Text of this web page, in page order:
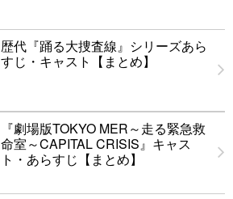
歴代『踊る大捜査線』シリーズあら
すじ・キャスト【まとめ】
『劇場版TOKYO MER～走る緊急救
命室～CAPITAL CRISIS』キャス
ト・あらすじ【まとめ】